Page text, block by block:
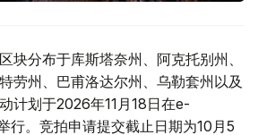
块分布于库斯塔奈州、阿克托别州、
劳州、巴甫洛达尔州、乌勒套州以及
计划于2026年11月18日在e-
行。竞拍申请提交截止日期为10月5